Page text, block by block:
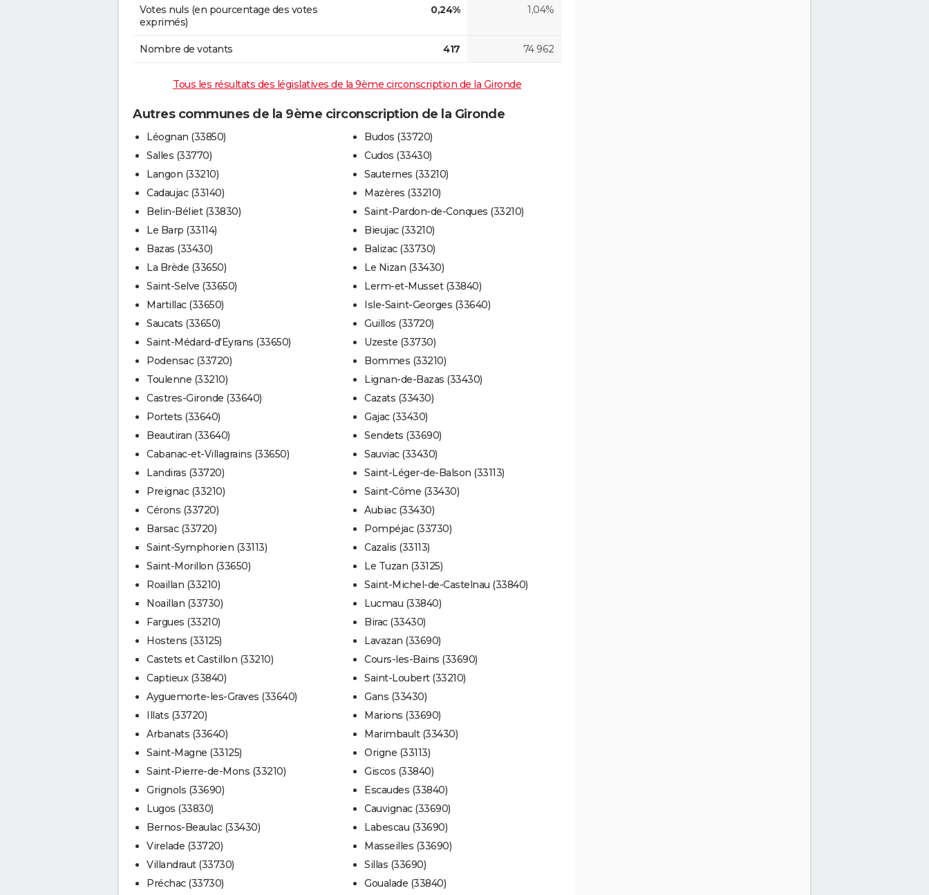
Votes nuls (en pourcentage des votes
exprimés)
0,24% 1,04%
Nombre de votants 417 74 962
Tous les résultats des législatives de la 9ème circonscription de la Gironde
Autres communes de la 9ème circonscription de la Gironde
Léognan (33850)
Salles (33770)
Langon (33210)
Cadaujac (33140)
Belin-Béliet (33830)
Le Barp (33114)
Bazas (33430)
La Brède (33650)
Saint-Selve (33650)
Martillac (33650)
Saucats (33650)
Saint-Médard-d'Eyrans (33650)
Podensac (33720)
Toulenne (33210)
Castres-Gironde (33640)
Portets (33640)
Beautiran (33640)
Cabanac-et-Villagrains (33650)
Landiras (33720)
Preignac (33210)
Cérons (33720)
Barsac (33720)
Saint-Symphorien (33113)
Saint-Morillon (33650)
Roaillan (33210)
Noaillan (33730)
Fargues (33210)
Hostens (33125)
Castets et Castillon (33210)
Captieux (33840)
Ayguemorte-les-Graves (33640)
Illats (33720)
Arbanats (33640)
Saint-Magne (33125)
Saint-Pierre-de-Mons (33210)
Grignols (33690)
Lugos (33830)
Bernos-Beaulac (33430)
Virelade (33720)
Villandraut (33730)
Préchac (33730)
Budos (33720)
Cudos (33430)
Sauternes (33210)
Mazères (33210)
Saint-Pardon-de-Conques (33210)
Bieujac (33210)
Balizac (33730)
Le Nizan (33430)
Lerm-et-Musset (33840)
Isle-Saint-Georges (33640)
Guillos (33720)
Uzeste (33730)
Bommes (33210)
Lignan-de-Bazas (33430)
Cazats (33430)
Gajac (33430)
Sendets (33690)
Sauviac (33430)
Saint-Léger-de-Balson (33113)
Saint-Côme (33430)
Aubiac (33430)
Pompéjac (33730)
Cazalis (33113)
Le Tuzan (33125)
Saint-Michel-de-Castelnau (33840)
Lucmau (33840)
Birac (33430)
Lavazan (33690)
Cours-les-Bains (33690)
Saint-Loubert (33210)
Gans (33430)
Marions (33690)
Marimbault (33430)
Origne (33113)
Giscos (33840)
Escaudes (33840)
Cauvignac (33690)
Labescau (33690)
Masseilles (33690)
Sillas (33690)
Goualade (33840)